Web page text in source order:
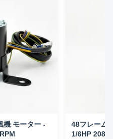
機 モーター -
48フレーム
1/6HP 208-